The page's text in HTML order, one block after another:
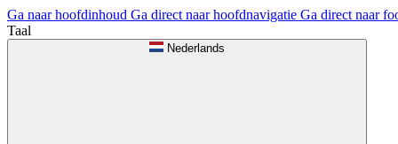
Ga naar hoofdinhoud Ga direct naar hoofdnavigatie Ga direct naar
Taal
Nederlands